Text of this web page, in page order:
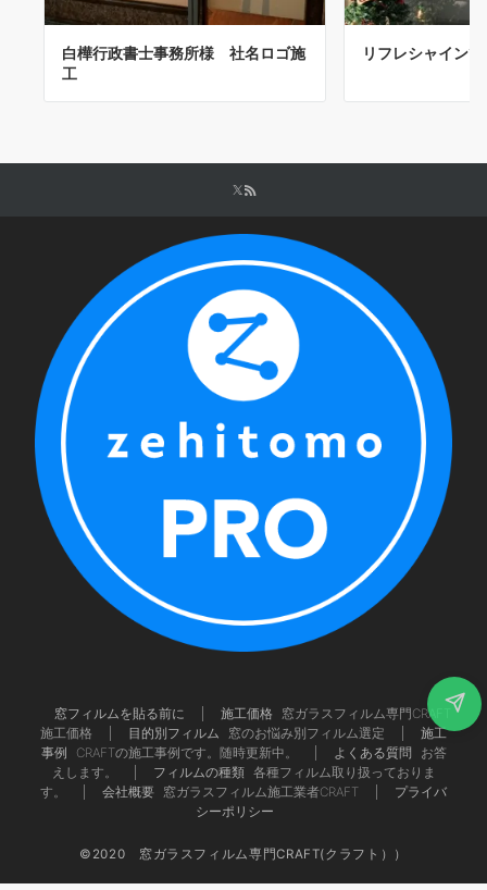
白樺行政書士事務所様 社名ロゴ施
工
リフレシャイン
窓フィルムを貼る前に 施工価格
窓ガラスフィルム専門CRAFT
施工価格
目的別フィルム 窓のお悩み別フィルム選定
施工
事例
CRAFTの施工事例です。随時更新中。 よくある質問
お答
えします。
フィルムの種類
各種フィルム取り扱っておりま
す。
会社概要 窓ガラスフィルム施工業者CRAFT
プライバ
シーポリシー
©2020 窓ガラスフィルム専門CRAFT(クラフト））